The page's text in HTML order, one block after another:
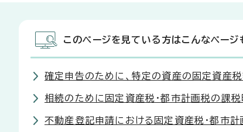
このページを見ている方はこんなページ
確定申告のために、特定の資産の固定資産税
相続のために固定資産税・都市計画税の課
不動産登記申請における固定資産税・都市